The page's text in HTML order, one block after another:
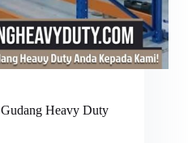
Heavy Duty